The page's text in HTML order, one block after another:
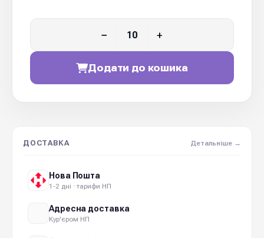
− +
Додати до кошика
ДОСТАВКА Детальніше →
Нова Пошта
1-2 дні · тарифи НП
Адресна доставка
Кур'єром НП